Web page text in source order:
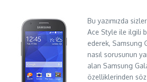
Bu yazımızda
Ace Style ile ilgili
ederek, Samsung
nasıl sorusunun
alan Samsung
özelliklerinden